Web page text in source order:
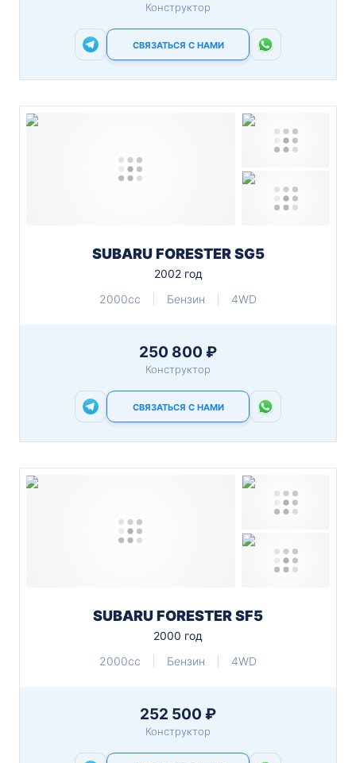
Конструктор
СВЯЗАТЬСЯ С НАМИ
SUBARU FORESTER SG5
2002 год
2000cc
Бензин 4WD
250 800 ₽
Конструктор
СВЯЗАТЬСЯ С НАМИ
SUBARU FORESTER SF5
2000 год
2000cc
Бензин 4WD
252 500 ₽
Конструктор